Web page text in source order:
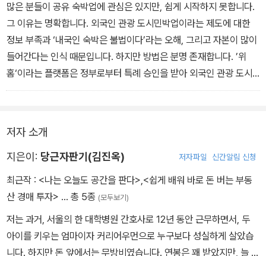
많은 분들이 공유 숙박업에 관심은 있지만, 쉽게 시작하지 못합니다.
그 이유는 명확합니다. 외국인 관광 도시민박업이라는 제도에 대한
정보 부족과 ‘내국인 숙박은 불법이다’라는 오해, 그리고 자본이 많이
들어간다는 인식 때문입니다. 하지만 방법은 분명 존재합니다. ’위
홈‘이라는 플랫폼은 정부로부터 특례 승인을 받아 외국인 관광 도시
민박업 숙소에서 내국인의 숙박을 합법적으로 허용하고 있습니다. 이
저자 소개
지은이: 당근자판기(김진옥) 저자파일 신간알림 신청
최근작 : <나는 오늘도 공간을 판다>,<쉽게 배워 바로 돈 버는 부동
산 경매 투자> … 총 5종 (모두보기)
저는 과거, 서울의 한 대학병원 간호사로 12년 동안 근무하면서, 두
아이를 키우는 엄마이자 커리어우먼으로 누구보다 성실하게 살았습
니다. 하지만 돈 앞에서는 무방비였습니다. 연봉은 꽤 받았지만, 늘 통